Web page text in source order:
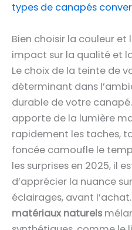
types de canapés
Bien choisir la couleur et
impact sur la qualité et
Le choix de la teinte de
déterminant dans
durable de votre
apporte de la lumière
rapidement les taches,
foncée camoufle le
les surprises en 2025, il
d’apprécier la nuance
éclairages, avant
matériaux naturels